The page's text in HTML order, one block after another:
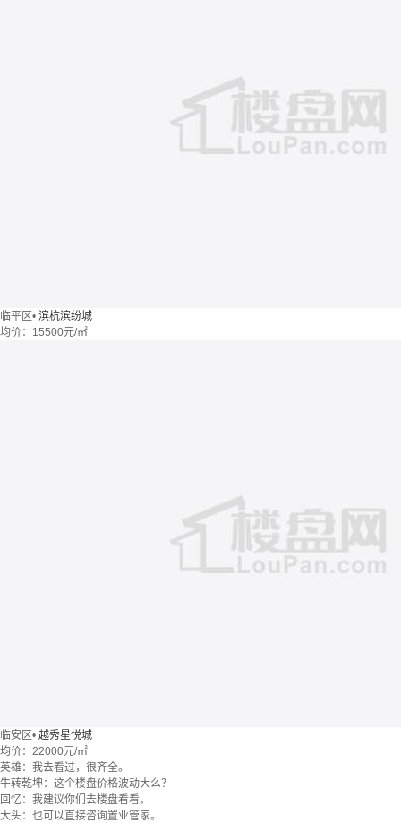
临平区• 滨杭滨纷城
均价： 15500元/㎡
临安区• 越秀星悦城
均价： 22000元/㎡
英雄：我去看过，很齐全。
牛转乾坤：这个楼盘价格波动大么？
回忆：我建议你们去楼盘看看。
大头：也可以直接咨询置业管家。